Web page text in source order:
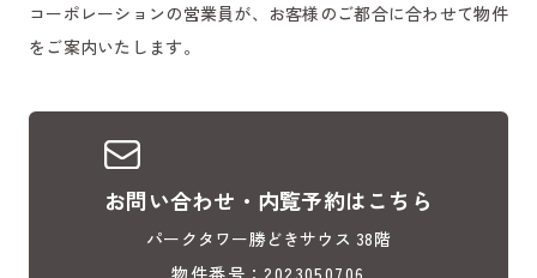
コーポレーションの営業員が、お客様のご都合に合わせて物件
をご案内いたします。
お問い合わせ・内覧予約はこちら
パークタワー勝どきサウス 38階
物件番号：2023050706